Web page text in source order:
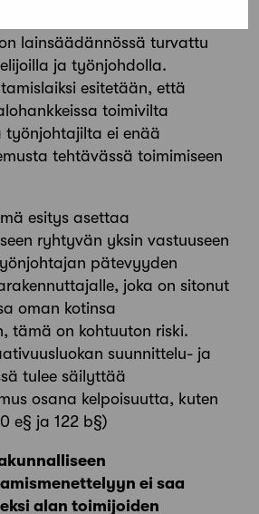
lainsäädännössä turvattu
ja työnjohdolla.
esitetään, että
toimivilta
työnjohtajilta ei enää
tehtävässä toimimiseen
esitys asettaa
ryhtyvän yksin vastuuseen
pätevyyden
joka on sitonut
oman kotinsa
tämä on kohtuuton riski.
suunnittelu- ja
tulee säilyttää
osana kelpoisuutta, kuten
e§ ja 122 b§)
ei saa
alan toimijoiden